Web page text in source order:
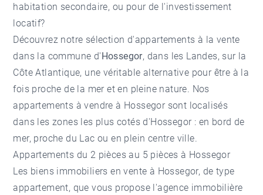
habitation secondaire, ou pour de l'investissement
locatif?
Découvrez notre sélection d'appartements à la vente
dans la commune d'Hossegor, dans les Landes, sur la
Côte Atlantique, une véritable alternative pour être à la
fois proche de la mer et en pleine nature. Nos
appartements à vendre à Hossegor sont localisés
dans les zones les plus cotés d'Hossegor : en bord de
mer, proche du Lac ou en plein centre ville.
Appartements du 2 pièces au 5 pièces à Hossegor
Les biens immobiliers en vente à Hossegor, de type
appartement, que vous propose l'agence immobilière